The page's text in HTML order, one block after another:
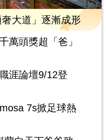
大道」逐漸成形
萬頭獎超「爸」
涯論壇9/12登
7s掀足球熱